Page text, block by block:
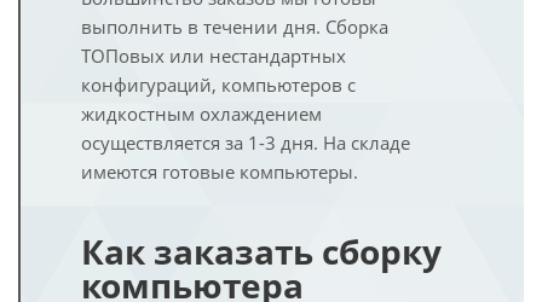
выполнить в течении дня. Сборка
ТОПовых или нестандартных
конфигураций, компьютеров с
жидкостным охлаждением
осуществляется за 1-3 дня. На складе
имеются готовые компьютеры.
Как заказать сборку
компьютера